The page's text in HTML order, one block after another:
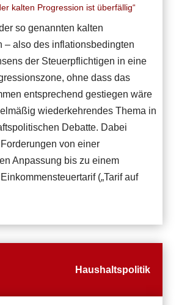
kalten Progression ist überfällig“
so genannten kalten
– also des inflationsbedingten
der Steuerpflichtigen in eine
ohne dass das
entsprechend gestiegen wäre
wiederkehrendes Thema in
Debatte. Dabei
von einer
Anpassung bis zu einem
(„Tarif auf
Haushaltspolitik